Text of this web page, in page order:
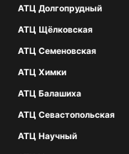
АТЦ Долгопрудный
АТЦ Щёлковская
АТЦ Семеновская
АТЦ Химки
АТЦ Балашиха
АТЦ Севастопольская
АТЦ Научный